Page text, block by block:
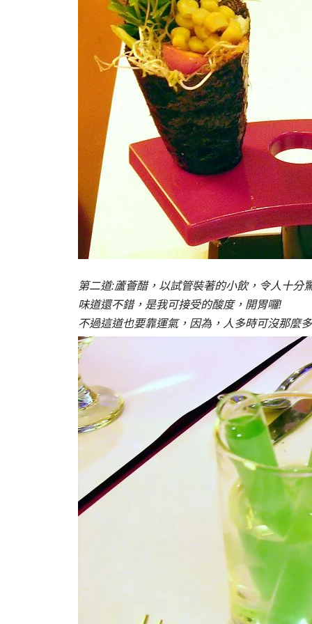
第二道:蘆薈醋，以試管裝著的小飲，令人十分
味道還不錯，是我可接受的酸度，開胃囉!
不過這道也要靠運氣，因為，人多時可沒那麼